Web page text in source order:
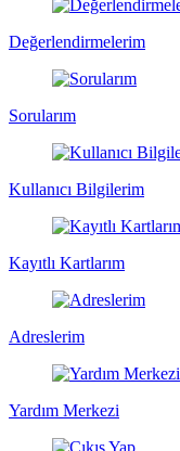
Değerlendirmelerim
Sorularım
Kullanıcı Bilgilerim
Kayıtlı Kartlarım
Adreslerim
Yardım Merkezi